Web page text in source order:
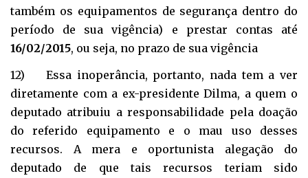
também os equipamentos de segurança dentro do
período de sua vigência) e prestar contas até
16/02/2015, ou seja, no prazo de sua vigência
12) Essa inoperância, portanto, nada tem a ver
diretamente com a ex-presidente Dilma, a quem o
deputado atribuiu a responsabilidade pela doação
do referido equipamento e o mau uso desses
recursos. A mera e oportunista alegação do
deputado de que tais recursos teriam sido